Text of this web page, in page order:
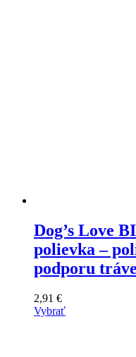
Dog’s Love
polievka –
podporu
2,91 €
Vybrať